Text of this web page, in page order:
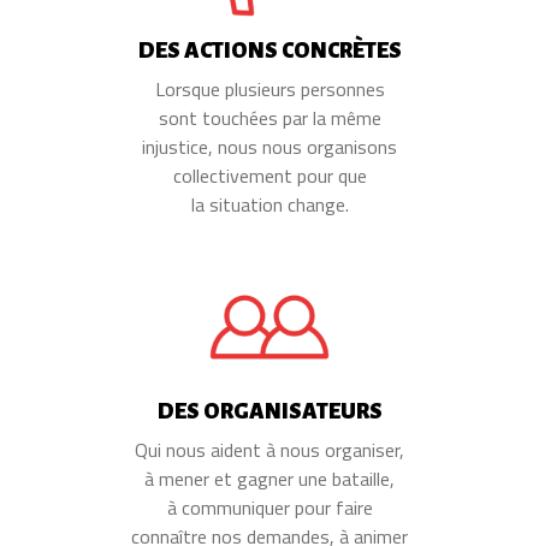
DES ACTIONS CONCRÈTES
Lorsque plusieurs personnes
sont touchées par la même
injustice, nous nous organisons
collectivement pour que
la situation change.
DES ORGANISATEURS
Qui nous aident à nous organiser,
à mener et gagner une bataille,
à communiquer pour faire
connaître nos demandes, à animer